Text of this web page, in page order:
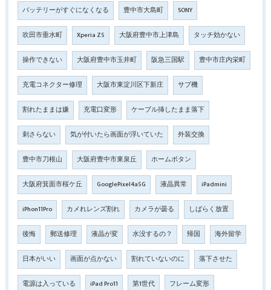
バッテリーがすぐになくなる 豊中市大島町 SONY
吹田市垂水町 Xperia Z5 大阪府豊中市上津島 タッチ効かない
操作できない 大阪府豊中市玉井町 阪急三国駅 豊中市庄内栄町
充電コネクター修理 大阪市東淀川区下新庄 サブ機
割れたままは嫌 充電口変形 ケーブル挿したまま落下
刺さらない 気が付いたら画面が浮いていた 外装交換
豊中市刀根山 大阪府豊中市東泉丘 ホームボタン
大阪府箕面市桜ケ丘 GooglePixel4a5G 液晶異常 iPadmini
iPhon11Pro カメれレンズ割れ カメラが曇る しばらく放置
後悔 郵送修理 液晶が変 水没するの？ 帰国 海外留学
日本がいい 画面が点かない 割れていないのに 落下させた
電源は入っている iPad Pro11 第1世代 フレーム変形